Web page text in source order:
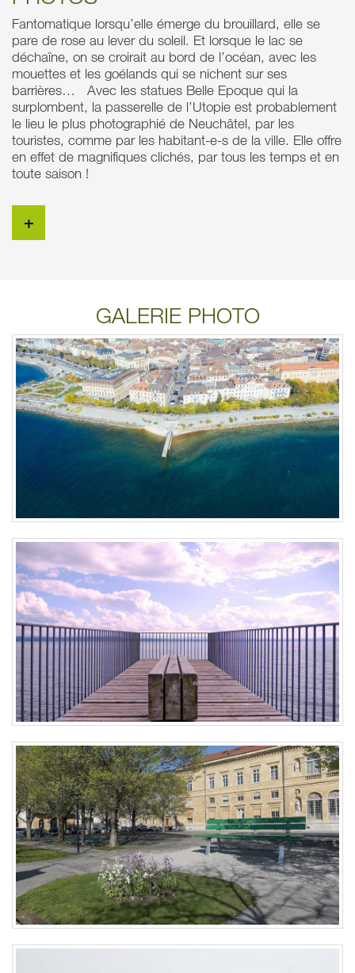
Fantomatique lorsqu’elle émerge du brouillard, elle se
pare de rose au lever du soleil. Et lorsque le lac se
déchaîne, on se croirait au bord de l’océan, avec les
mouettes et les goélands qui se nichent sur ses
barrières… Avec les statues Belle Epoque qui la
surplombent, la passerelle de l’Utopie est probablement
le lieu le plus photographié de Neuchâtel, par les
touristes, comme par les habitant-e-s de la ville. Elle offre
en effet de magnifiques clichés, par tous les temps et en
toute saison !
+
GALERIE PHOTO